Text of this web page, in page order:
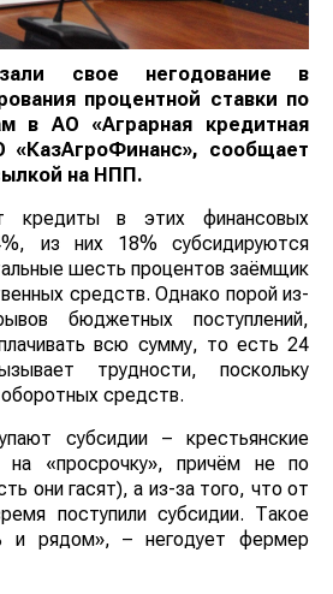
свое негодование в
процентной ставки по
в АО «Аграрная кредитная
«КазАгроФинанс», сообщает
на НПП.
кредиты в этих финансовых
из них 18% субсидируются
шесть процентов заёмщик
средств. Однако порой из-
бюджетных поступлений,
всю сумму, то есть 24
трудности, поскольку
средств.
субсидии – крестьянские
на «просрочку», причём не по
они гасят), а из-за того, что от
поступили субсидии. Такое
и рядом», – негодует фермер